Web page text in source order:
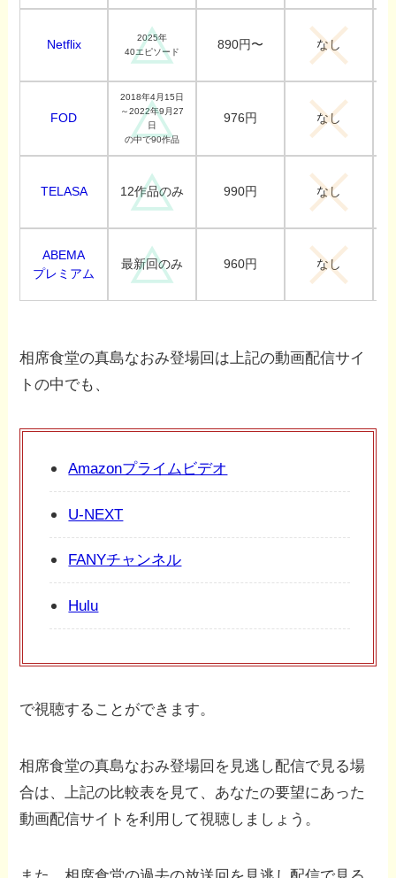
Netflix
2025年
40エピソード
890円〜 なし
FOD
2018年4月15日
～2022年9月27
日
の中で90作品
976円 なし
TELASA 12作品のみ 990円 なし
ABEMA
プレミアム
最新回のみ 960円 なし
相席食堂の真島なおみ登場回は上記の動画配信サイ
トの中でも、
Amazonプライムビデオ
U-NEXT
FANYチャンネル
Hulu
で視聴することができます。
相席食堂の真島なおみ登場回を見逃し配信で見る場
合は、上記の比較表を見て、あなたの要望にあった
動画配信サイトを利用して視聴しましょう。